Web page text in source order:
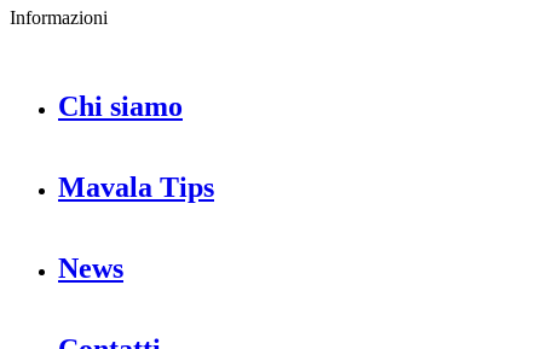
Informazioni
Chi siamo
Mavala Tips
News